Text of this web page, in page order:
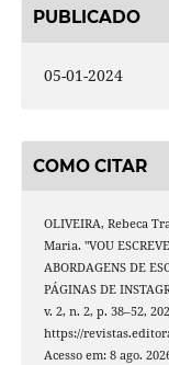
PUBLICADO
05-01-2024
COMO CITAR
OLIVEIRA, Rebeca
Maria. "VOU
ABORDAGENS DE
PÁGINAS DE
v. 2, n. 2, p. 38–52,
https://
Acesso em: 8 ago.